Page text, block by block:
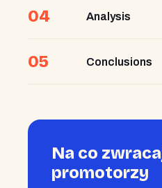
04 Analysis
05 Conclusions
Na co
promotorzy